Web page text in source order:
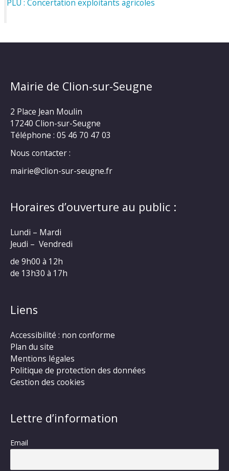
PLU : Concertation exploitants agricoles
Mairie de Clion-sur-Seugne
2 Place Jean Moulin
17240 Clion-sur-Seugne
Téléphone : 05 46 70 47 03
Nous contacter :
mairie@clion-sur-seugne.fr
Horaires d’ouverture au public :
Lundi – Mardi
Jeudi – Vendredi
de 9h00 à 12h
de 13h30 à 17h
Liens
Accessibilité : non conforme
Plan du site
Mentions légales
Politique de protection des données
Gestion des cookies
Lettre d’information
Email